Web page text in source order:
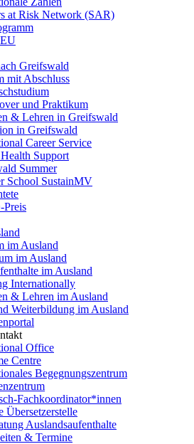
at Risk Network (SAR)
Greifswald
mit Abschluss
und Praktikum
& Lehren in Greifswald
in Greifswald
Career Service
Support
Summer
School SustainMV
im Ausland
im Ausland
im Ausland
Internationally
& Lehren im Ausland
Weiterbildung im Ausland
Office
Centre
Begegnungszentrum
Fachkoordinator*innen
Übersetzerstelle
Auslandsaufenthalte
& Termine